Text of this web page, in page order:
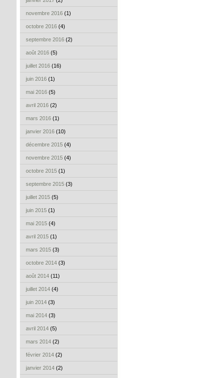
novembre 2016 (1)
octobre 2016 (4)
septembre 2016 (2)
août 2016 (5)
juillet 2016 (16)
juin 2016 (1)
mai 2016 (5)
avril 2016 (2)
mars 2016 (1)
janvier 2016 (10)
décembre 2015 (4)
novembre 2015 (4)
octobre 2015 (1)
septembre 2015 (3)
juillet 2015 (5)
juin 2015 (1)
mai 2015 (4)
avril 2015 (1)
mars 2015 (3)
octobre 2014 (3)
août 2014 (11)
juillet 2014 (4)
juin 2014 (3)
mai 2014 (3)
avril 2014 (5)
mars 2014 (2)
février 2014 (2)
janvier 2014 (2)